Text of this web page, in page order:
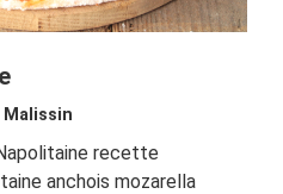
Malissin
recette
anchois mozarella